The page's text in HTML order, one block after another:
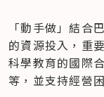
「動手做」結合
的資源投入，重
科學教育的國際
等，並支持經營